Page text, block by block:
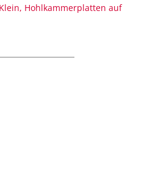
Hohlkammerplatten auf